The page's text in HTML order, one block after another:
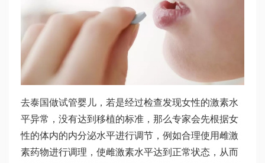
去泰国做试管婴儿，若是经过检查发现女性的激素水
平异常，没有达到移植的标准，那么专家会先根据女
性的体内的内分泌水平进行调节，例如合理使用雌激
素药物进行调理，使雌激素水平达到正常状态，从而